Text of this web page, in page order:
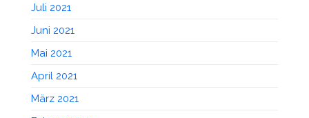
Juli 2021
Juni 2021
Mai 2021
April 2021
März 2021